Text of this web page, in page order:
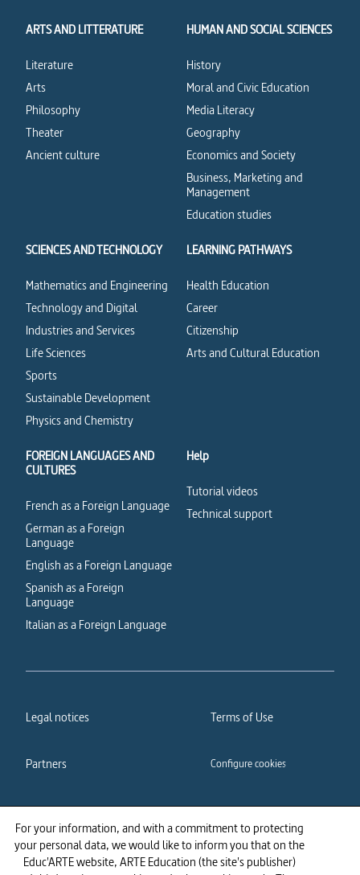
For your information, and with a commitment to protecting
your personal data, we would like to inform you that on the
Educ'ARTE website, ARTE Education (the site's publisher)
ARTS AND LITTERATURE
Literature
Arts
Philosophy
Theater
Ancient culture
HUMAN AND SOCIAL SCIENCES
History
Moral and Civic Education
Media Literacy
Geography
Economics and Society
Business, Marketing and
Management
Education studies
SCIENCES AND TECHNOLOGY
Mathematics and Engineering
Technology and Digital
Industries and Services
Life Sciences
Sports
Sustainable Development
Physics and Chemistry
LEARNING PATHWAYS
Health Education
Career
Citizenship
Arts and Cultural Education
FOREIGN LANGUAGES AND
CULTURES
French as a Foreign Language
German as a Foreign
Language
English as a Foreign Language
Spanish as a Foreign
Language
Italian as a Foreign Language
Help
Tutorial videos
Technical support
Legal notices Terms of Use
Partners Configure cookies
Cookies policy Privacy policy
Accessibility: partially
compliant